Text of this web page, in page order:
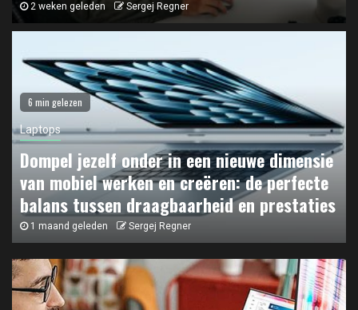
1
Beeldschermen
Een Visuele 4K-Sensatie: De Ultieme Monitor voor
Werk en Entertainment
2 weken geleden Sergej Regner
6 min gelezen
Laptops
Dompel jezelf onder in een nieuwe dimensie
van mobiel werken en creëren: de perfecte
balans tussen draagbaarheid en prestaties
1 maand geleden Sergej Regner